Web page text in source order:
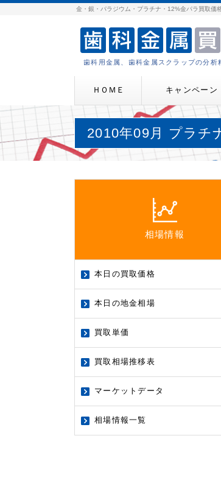
金・銀・パラジウム・プラチナ・12%金パラ買取価
歯科用金属、歯科金属スクラップの分析
ＨＯＭＥ キャンペーン
2010年09月 プラチ
相場情報
本日の買取価格
本日の地金相場
買取単価
買取相場推移表
マーケットデータ
相場情報一覧